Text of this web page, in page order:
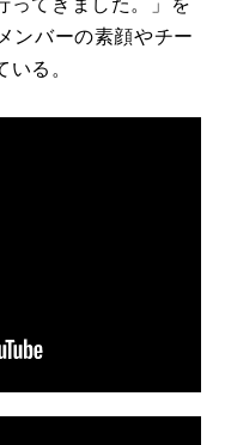
ってきました。」を
ンバーの素顔やチー
る。